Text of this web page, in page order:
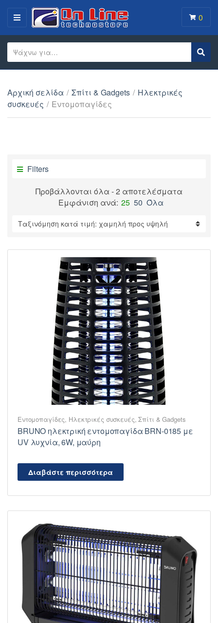
MENU
Category name
Search text
0
Αρχική σελίδα / Σπίτι & Gadgets / Ηλεκτρικές
συσκευές / Εντομοπαγίδες
Filters
Προβάλλονται όλα - 2 αποτελέσματα
Εμφάνιση ανά: 25 50 Όλα
Εντομοπαγίδες, Ηλεκτρικές συσκευές,Σπίτι & Gadgets
BRUNO ηλεκτρική εντομοπαγίδα BRN-0185 με
UV λυχνία, 6W, μαύρη
Διαβάστε περισσότερα